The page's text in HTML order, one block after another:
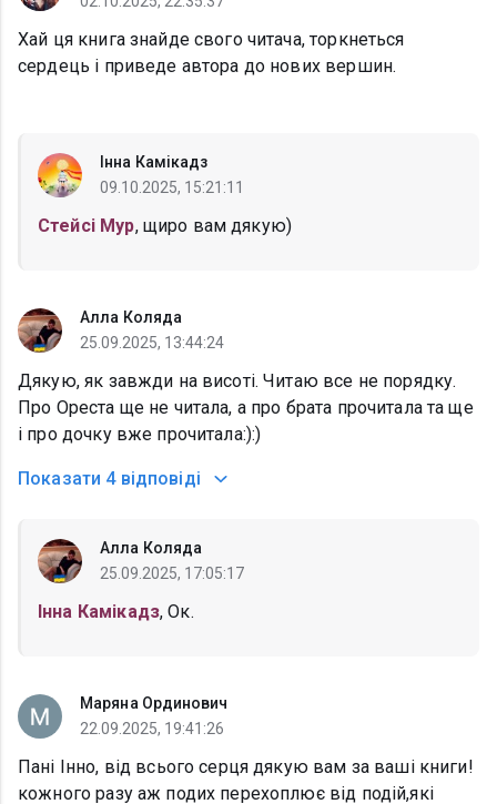
Хай ця книга знайде свого читача, торкнеться
сердець і приведе автора до нових вершин.
Інна Камікадз
09.10.2025, 15:21:11
Стейсі Мур, щиро вам дякую)
Алла Коляда
25.09.2025, 13:44:24
Дякую, як завжди на висоті. Читаю все не порядку.
Про Ореста ще не читала, а про брата прочитала та ще
і про дочку вже прочитала:):)
Показати 4 відповіді
Алла Коляда
25.09.2025, 17:05:17
Інна Камікадз, Ок.
Маряна Ординович
22.09.2025, 19:41:26
Пані Інно, від всього серця дякую вам за ваші книги!
кожного разу аж подих перехоплює від подій,які